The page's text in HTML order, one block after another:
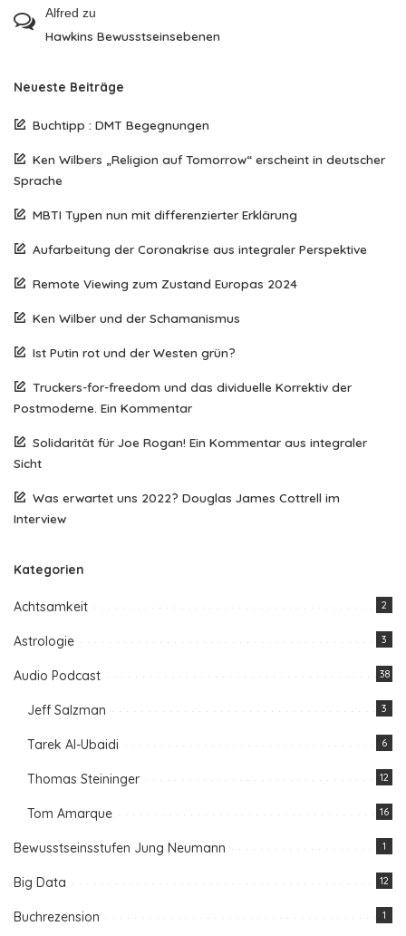
Alfred zu
Hawkins Bewusstseinsebenen
Neueste Beiträge
Buchtipp : DMT Begegnungen
Ken Wilbers „Religion auf Tomorrow“ erscheint in deutscher
Sprache
MBTI Typen nun mit differenzierter Erklärung
Aufarbeitung der Coronakrise aus integraler Perspektive
Remote Viewing zum Zustand Europas 2024
Ken Wilber und der Schamanismus
Ist Putin rot und der Westen grün?
Truckers-for-freedom und das dividuelle Korrektiv der
Postmoderne. Ein Kommentar
Solidarität für Joe Rogan! Ein Kommentar aus integraler
Sicht
Was erwartet uns 2022? Douglas James Cottrell im
Interview
Kategorien
Achtsamkeit 2
Astrologie 3
Audio Podcast 38
Jeff Salzman 3
Tarek Al-Ubaidi 6
Thomas Steininger 12
Tom Amarque 16
Bewusstseinsstufen Jung Neumann 1
Big Data 12
Buchrezension 1